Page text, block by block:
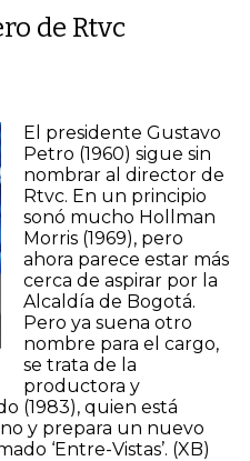
de Rtvc
El presidente Gustavo
Petro (1960) sigue sin
nombrar al director de
Rtvc. En un principio
sonó mucho Hollman
Morris (1969), pero
ahora parece estar más
cerca de aspirar por la
Alcaldía de Bogotá.
Pero ya suena otro
nombre para el cargo,
se trata de la
productora y
(1983), quien está
y prepara un nuevo
‘Entre-Vistas’. (XB)